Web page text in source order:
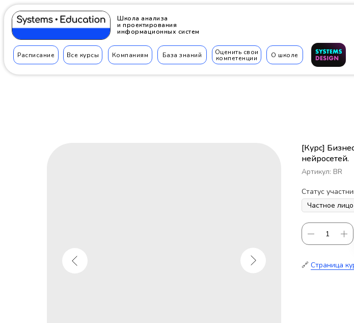
Школа анализа
и проектирования
информационных систем
Расписание Все курсы Компаниям Оценить свои
компетенции
База знаний О школе
[Курс]
нейросетей.
Артикул: BR
Статус
🔗 Cтраница